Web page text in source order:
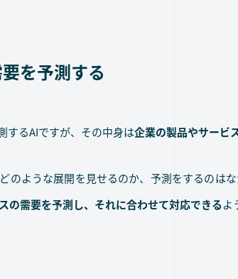
を予測する
するAIですが、その中身は企業の製品やサービ
のような展開を見せるのか、予測をするのは
の需要を予測し、それに合わせて対応できるよ